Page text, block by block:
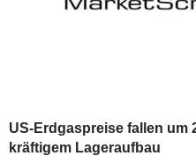
US-Erdgaspreise fallen um
kräftigem Lageraufbau